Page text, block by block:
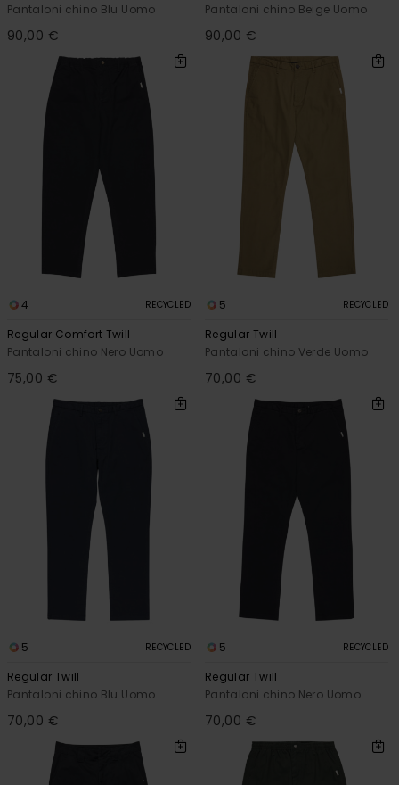
Pantaloni chino Blu Uomo
90,00 €
Pantaloni chino Beige Uomo
90,00 €
4 RECYCLED
Regular Comfort Twill
Pantaloni chino Nero Uomo
75,00 €
5 RECYCLED
Regular Twill
Pantaloni chino Verde Uomo
70,00 €
5 RECYCLED
Regular Twill
Pantaloni chino Blu Uomo
70,00 €
5 RECYCLED
Regular Twill
Pantaloni chino Nero Uomo
70,00 €